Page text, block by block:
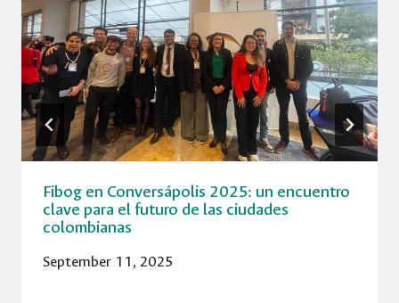
Fibog en Conversápolis 2025: un encuentro
clave para el futuro de las ciudades
colombianas
September 11, 2025